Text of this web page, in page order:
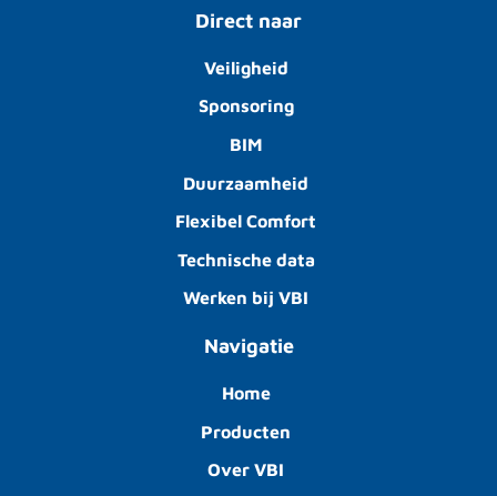
Direct naar
Veiligheid
Sponsoring
BIM
Duurzaamheid
Flexibel Comfort
Technische data
Werken bij VBI
Navigatie
Home
Producten
Over VBI